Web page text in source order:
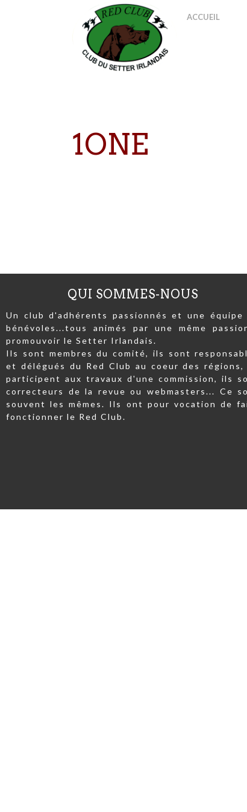
ACCUEIL
1ONE
QUI SOMMES-NOUS
Un club d'adhérents passionnés et une équipe
bénévoles...tous animés par une même
promouvoir le Setter Irlandais.
Ils sont membres du comité, ils sont
et délégués du Red Club au coeur des régions,
participent aux travaux d'une commission, ils
correcteurs de la revue ou webmasters... Ce
souvent les mêmes. Ils ont pour vocation de
fonctionner le Red Club.